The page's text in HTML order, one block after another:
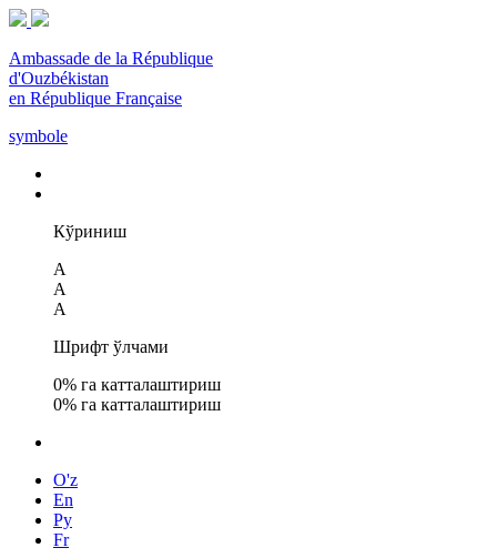
Ambassade de la République
d'Ouzbékistan
en République Française
symbole
Кўриниш
A
A
A
Шрифт ўлчами
0% га катталаштириш
0% га катталаштириш
O'z
En
Ру
Fr